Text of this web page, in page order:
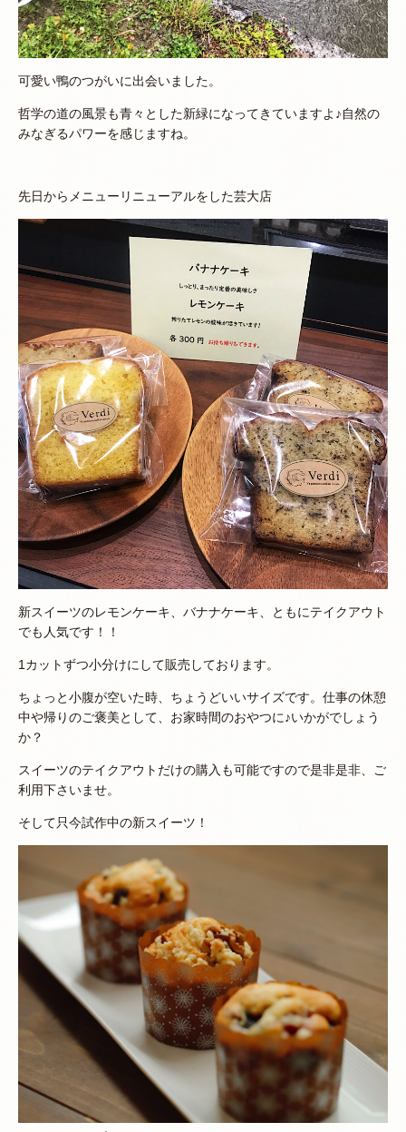
可愛い鴨のつがいに出会いました。
哲学の道の風景も青々とした新緑になってきていますよ♪自然の
みなぎるパワーを感じますね。
先日からメニューリニューアルをした芸大店
新スイーツのレモンケーキ、バナナケーキ、ともにテイクアウト
でも人気です！！
1カットずつ小分けにして販売しております。
ちょっと小腹が空いた時、ちょうどいいサイズです。仕事の休憩
中や帰りのご褒美として、お家時間のおやつに♪いかがでしょう
か？
スイーツのテイクアウトだけの購入も可能ですので是非是非、ご
利用下さいませ。
そして只今試作中の新スイーツ！